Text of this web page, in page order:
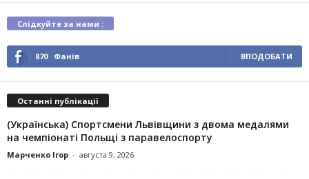
Слідкуйте за нами :
870 Фанів ВПОДОБАТИ
Останні публікації
(Українська) Спортсмени Львівщини з двома медалями
на чемпіонаті Польщі з паравелоспорту
Марченко Ігор - августа 9, 2026